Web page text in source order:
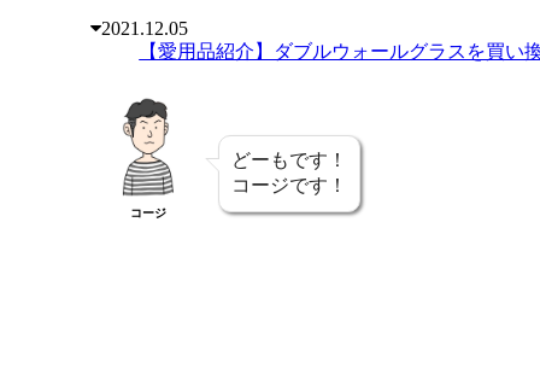
2021.12.05
【愛用品紹介】ダブルウォールグラスを買い
コージ
どーもです！
コージです！